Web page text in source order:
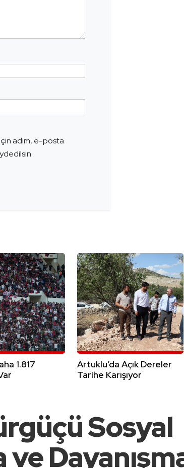
adım, e-posta
1.817
Artuklu’da Açık Dereler
Tarihe Karışıyor
Sosyal
ve